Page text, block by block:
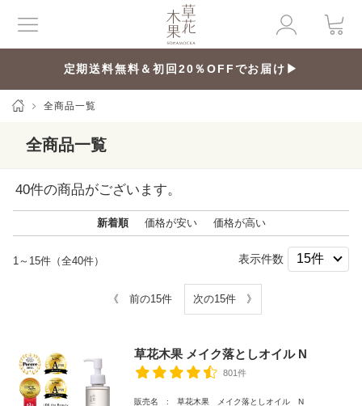
定期送料無料＆初回20％OFFでお届け▶
全商品一覧
全商品一覧
40件の商品がございます。
新着順 価格が安い 価格が高い
1～15件（全40件） 表示件数
《 前の15件 次の15件 》
草花木果 メイク落としオイル N
801件
販売名 : 草花木果 メイク落としオイル N